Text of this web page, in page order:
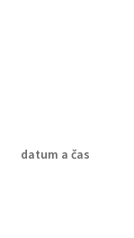
datum a čas